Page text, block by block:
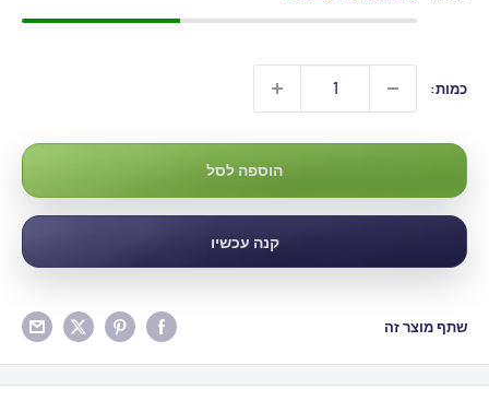
כמות:
הוספה לסל
קנה עכשיו
שתף מוצר זה